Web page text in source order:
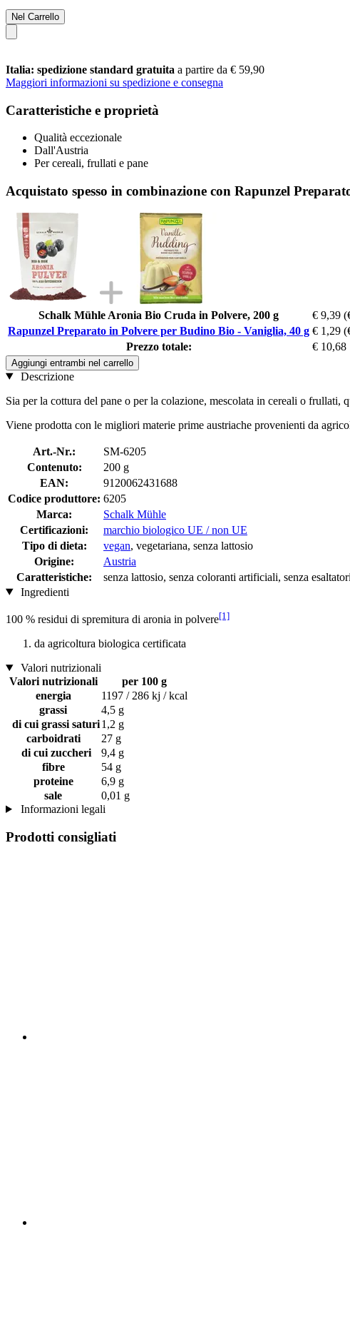
Nel Carrello
Italia: spedizione standard gratuita a partire da € 59,90
Maggiori informazioni su spedizione e consegna
Caratteristiche e proprietà
Qualità eccezionale
Dall'Austria
Per cereali, frullati e pane
Acquistato spesso in combinazione con Rapunzel
Schalk Mühle Aronia Bio Cruda in Polvere, 200 g € 9,39
Rapunzel Preparato in Polvere per Budino Bio - Vaniglia, 40 g € 1,29
Prezzo totale:
€ 10,68
Aggiungi entrambi nel carrello
Descrizione
Sia per la cottura del pane o per la colazione, mescolata in cereali o
Viene prodotta con le migliori materie prime austriache provenienti da
Art.-Nr.:
SM-6205
Contenuto:
200 g
EAN:
9120062431688
Codice produttore: 6205
Marca:
Schalk Mühle
Certificazioni:
marchio biologico UE / non UE
Tipo di dieta:
vegan, vegetariana, senza lattosio
Origine:
Austria
Caratteristiche:
senza lattosio, senza coloranti artificiali, senza
Ingredienti
100 % residui di spremitura di aronia in polvere[1]
da agricoltura biologica certificata
Valori nutrizionali
Valori nutrizionali
per 100 g
energia
1197 / 286 kj / kcal
grassi
4,5 g
di cui grassi saturi1,2 g
carboidrati
27 g
di cui zuccheri
9,4 g
fibre
54 g
proteine
6,9 g
sale
0,01 g
Informazioni legali
Prodotti consigliati